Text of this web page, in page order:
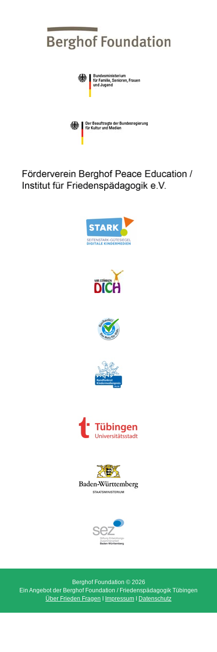
Berghof Foundation © 2026
Ein Angebot der Berghof Foundation / Friedenspädagogik Tübingen
Über Frieden Fragen I Impressum I Datenschutz